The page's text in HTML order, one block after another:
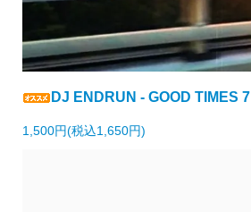
DJ ENDRUN - GOOD TIMES 7
1,500円(税込1,650円)